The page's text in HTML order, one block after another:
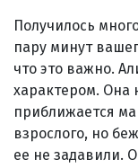
Получилось
пару минут
что это важно.
характером. Она
приближается
взрослого, но
ее не задавили.